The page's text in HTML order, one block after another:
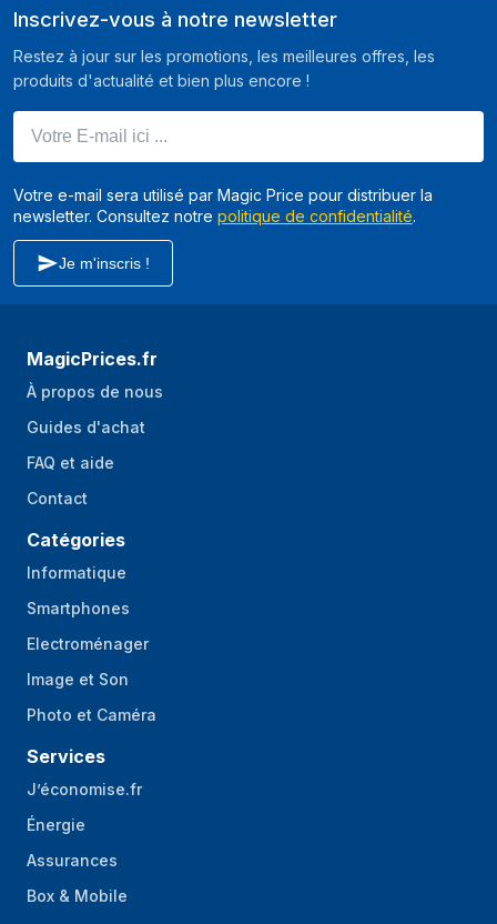
Inscrivez-vous à notre newsletter
Restez à jour sur les promotions, les meilleures offres, les
produits d'actualité et bien plus encore !
Votre e-mail sera utilisé par Magic Price pour distribuer la
newsletter. Consultez notre politique de confidentialité.
Je m'inscris !
MagicPrices.fr
À propos de nous
Guides d'achat
FAQ et aide
Contact
Catégories
Informatique
Smartphones
Electroménager
Image et Son
Photo et Caméra
Services
J’économise.fr
Énergie
Assurances
Box & Mobile